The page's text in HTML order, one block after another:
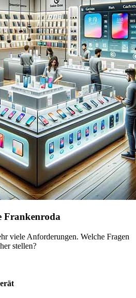
Frankenroda
viele Anforderungen. Welche Fragen
stellen?